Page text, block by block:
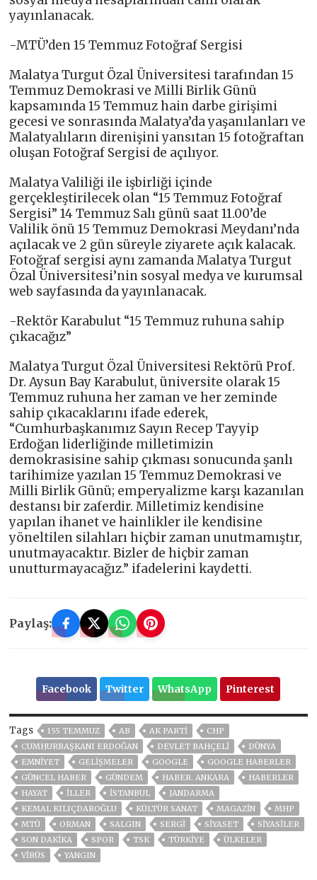
yayınlanacak.
-MTÜ’den 15 Temmuz Fotoğraf Sergisi
Malatya Turgut Özal Üniversitesi tarafından 15
Temmuz Demokrasi ve Milli Birlik Günü
kapsamında 15 Temmuz hain darbe girişimi
gecesi ve sonrasında Malatya’da yaşanılanları ve
Malatyalıların direnişini yansıtan 15 fotoğraftan
oluşan Fotoğraf Sergisi de açılıyor.
Malatya Valiliği ile işbirliği içinde
gerçekleştirilecek olan “15 Temmuz Fotoğraf
Sergisi” 14 Temmuz Salı günü saat 11.00’de
Valilik önü 15 Temmuz Demokrasi Meydanı’nda
açılacak ve 2 gün süreyle ziyarete açık kalacak.
Fotoğraf sergisi aynı zamanda Malatya Turgut
Özal Üniversitesi’nin sosyal medya ve kurumsal
web sayfasında da yayınlanacak.
-Rektör Karabulut “15 Temmuz ruhuna sahip
çıkacağız”
Malatya Turgut Özal Üniversitesi Rektörü Prof.
Dr. Aysun Bay Karabulut, üniversite olarak 15
Temmuz ruhuna her zaman ve her zeminde
sahip çıkacaklarını ifade ederek,
“Cumhurbaşkanımız Sayın Recep Tayyip
Erdoğan liderliğinde milletimizin
demokrasisine sahip çıkması sonucunda şanlı
tarihimize yazılan 15 Temmuz Demokrasi ve
Milli Birlik Günü; emperyalizme karşı kazanılan
destansı bir zaferdir. Milletimiz kendisine
yapılan ihanet ve hainlikler ile kendisine
yöneltilen silahları hiçbir zaman unutmamıştır,
unutmayacaktır. Bizler de hiçbir zaman
unutturmayacağız.” ifadelerini kaydetti.
Paylaş:
Facebook Twitter WhatsApp Pinterest
Tags 155 TEMMUZ AB AK PARTİ
CHP
CUMHURBAŞKANI ERDOĞAN
DEVLET BAHÇELİ
DÜNYA
EMNİYET
GELIŞMELER GOOGLE
GOOGLE HABERLER
GÜNCEL HABER
GÜNDEM HABER. ANKARA
HABERLER
HAYAT
İLLER ISTANBUL
JANDARMA
KEMAL KILIÇDAROĞLU
KÜLTÜR SANAT MAGAZİN
MHP
MTÜ
ORMAN SALGIN SERGİ SİYASET
SİYASİLER
SON DAKIKA
SPOR TSK TÜRKİYE
ÜLKELER
VIRÜS
YANGIN